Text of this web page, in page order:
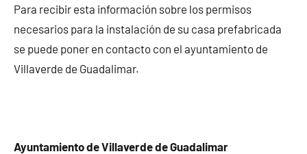
Para recibir esta información sobre los permisos
necesarios para la instalación de su casa prefabricada
se puede poner en contacto con el ayuntamiento de
Villaverde de Guadalimar.
Ayuntamiento de Villaverde de Guadalimar